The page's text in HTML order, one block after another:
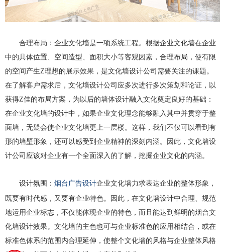
合理布局：企业文化墙是一项系统工程。根据企业文化墙在企业
中的具体位置、空间造型、面积大小等客观因素，合理布局，使有限
的空间产生Z理想的展示效果，是文化墙设计公司需要关注的课题。
在了解客户需求后，文化墙设计公司应多次进行多次策划和论证，以
获得Z佳的布局方案，为以后的墙体设计融入文化奠定良好的基础：
在企业文化墙的设计中，如果企业文化理念能够融入其中并贯穿于整
面墙，无疑会使企业文化墙更上一层楼。这样，我们不仅可以看到有
形的墙壁形象，还可以感受到企业精神的深刻内涵。因此，文化墙设
计公司应该对企业有一个全面深入的了解，挖掘企业文化的内涵。
设计氛围： 烟台广告设计企业文化墙力求表达企业的整体形象，
既要有时代感，又要有企业特色。因此，在文化墙设计中合理、规范
地运用企业标志，不仅能体现企业的特色，而且能达到鲜明的烟台文
化墙设计效果。文化墙的主色也可与企业标准色的应用相结合，或在
标准色体系的范围内合理延伸，使整个文化墙的风格与企业整体风格